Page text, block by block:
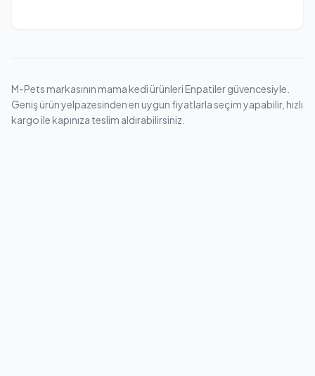
M-Pets markasının mama kedi ürünleri Enpatiler güvencesiyle.
Geniş ürün yelpazesinden en uygun fiyatlarla seçim yapabilir, hızlı
kargo ile kapınıza teslim aldırabilirsiniz.